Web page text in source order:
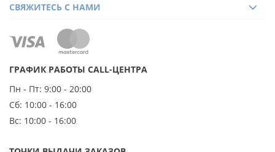
ГРАФИК РАБОТЫ CALL-ЦЕНТРА
Пн - Пт: 9:00 - 20:00
Сб: 10:00 - 16:00
Вс: 10:00 - 16:00
СВЯЖИТЕСЬ С НАМИ